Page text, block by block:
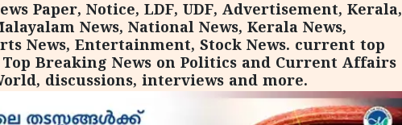
Paper, Notice, LDF, UDF, Advertisement, Kerala,
News, National News, Kerala News,
News, Entertainment, Stock News. current top
Breaking News on Politics and Current Affairs
discussions, interviews and more.